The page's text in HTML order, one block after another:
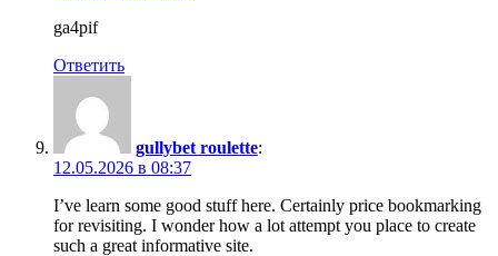
ga4pif
Ответить
gullybet roulette:
12.05.2026 в 08:37
I’ve learn some good stuff here. Certainly price bookmarking
for revisiting. I wonder how a lot attempt you place to create
such a great informative site.